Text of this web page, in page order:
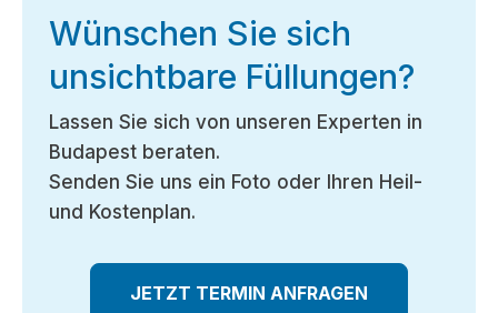
Wünschen Sie sich
unsichtbare Füllungen?
Lassen Sie sich von unseren Experten in
Budapest beraten.
Senden Sie uns ein Foto oder Ihren Heil-
und Kostenplan.
JETZT TERMIN ANFRAGEN